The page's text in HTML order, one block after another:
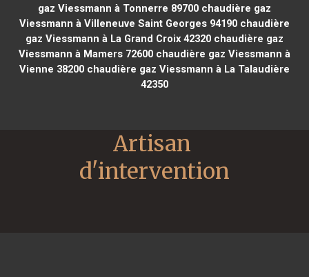
gaz Viessmann à Tonnerre 89700chaudière gaz
Viessmann à Villeneuve Saint Georges 94190chaudière
gaz Viessmann à La Grand Croix 42320chaudière gaz
Viessmann à Mamers 72600chaudière gaz Viessmann à
Vienne 38200chaudière gaz Viessmann à La Talaudière
42350
Artisan
d'intervention